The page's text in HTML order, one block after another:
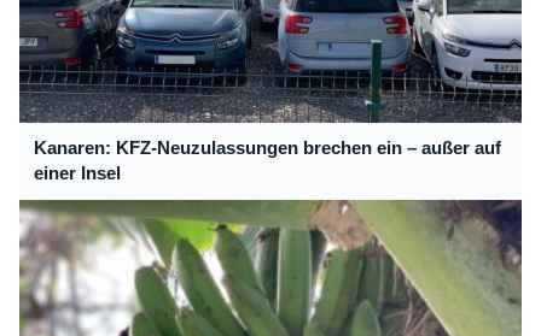
Kanaren: KFZ-Neuzulassungen brechen ein – außer auf
einer Insel